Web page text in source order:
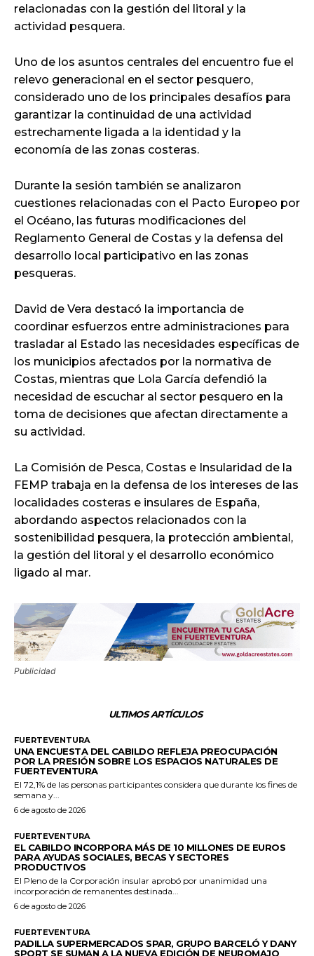
relacionadas con la gestión del litoral y la
actividad pesquera.
Uno de los asuntos centrales del encuentro fue el
relevo generacional en el sector pesquero,
considerado uno de los principales desafíos para
garantizar la continuidad de una actividad
estrechamente ligada a la identidad y la
economía de las zonas costeras.
Durante la sesión también se analizaron
cuestiones relacionadas con el Pacto Europeo por
el Océano, las futuras modificaciones del
Reglamento General de Costas y la defensa del
desarrollo local participativo en las zonas
pesqueras.
David de Vera destacó la importancia de
coordinar esfuerzos entre administraciones para
trasladar al Estado las necesidades específicas de
los municipios afectados por la normativa de
Costas, mientras que Lola García defendió la
necesidad de escuchar al sector pesquero en la
toma de decisiones que afectan directamente a
su actividad.
La Comisión de Pesca, Costas e Insularidad de la
FEMP trabaja en la defensa de los intereses de las
localidades costeras e insulares de España,
abordando aspectos relacionados con la
sostenibilidad pesquera, la protección ambiental,
la gestión del litoral y el desarrollo económico
ligado al mar.
Publicidad
ULTIMOS ARTÍCULOS
FUERTEVENTURA
UNA ENCUESTA DEL CABILDO REFLEJA PREOCUPACIÓN
POR LA PRESIÓN SOBRE LOS ESPACIOS NATURALES DE
FUERTEVENTURA
El 72,1% de las personas participantes considera que durante los fines de
semana y...
6 de agosto de 2026
FUERTEVENTURA
EL CABILDO INCORPORA MÁS DE 10 MILLONES DE EUROS
PARA AYUDAS SOCIALES, BECAS Y SECTORES
PRODUCTIVOS
El Pleno de la Corporación insular aprobó por unanimidad una
incorporación de remanentes destinada...
6 de agosto de 2026
FUERTEVENTURA
PADILLA SUPERMERCADOS SPAR, GRUPO BARCELÓ Y DANY
SPORT SE SUMAN A LA NUEVA EDICIÓN DE NEUROMAJO